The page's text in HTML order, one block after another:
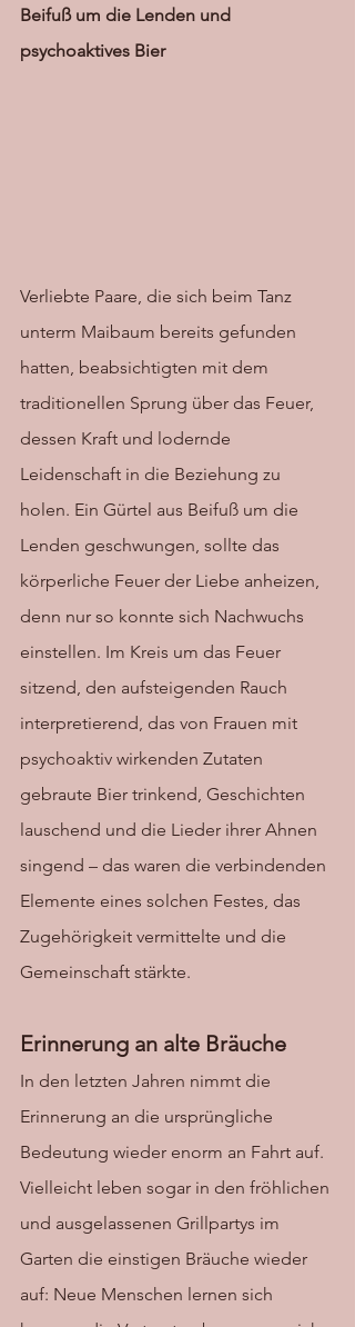
Beifuß um die Lenden und
psychoaktives Bier
Verliebte Paare, die sich beim Tanz
unterm Maibaum bereits gefunden
hatten, beabsichtigten mit dem
traditionellen Sprung über das Feuer,
dessen Kraft und lodernde
Leidenschaft in die Beziehung zu
holen. Ein Gürtel aus Beifuß um die
Lenden geschwungen, sollte das
körperliche Feuer der Liebe anheizen,
denn nur so konnte sich Nachwuchs
einstellen. Im Kreis um das Feuer
sitzend, den aufsteigenden Rauch
interpretierend, das von Frauen mit
psychoaktiv wirkenden Zutaten
gebraute Bier trinkend, Geschichten
lauschend und die Lieder ihrer Ahnen
singend – das waren die verbindenden
Elemente eines solchen Festes, das
Zugehörigkeit vermittelte und die
Gemeinschaft stärkte.
Erinnerung an alte Bräuche
In den letzten Jahren nimmt die
Erinnerung an die ursprüngliche
Bedeutung wieder enorm an Fahrt auf.
Vielleicht leben sogar in den fröhlichen
und ausgelassenen Grillpartys im
Garten die einstigen Bräuche wieder
auf: Neue Menschen lernen sich